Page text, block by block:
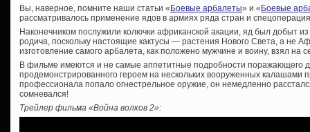
Вы, наверное, помните наши статьи « Боевые арбалеты» и « Боевые
рассматривалось применение ядов в армиях ряда стран и
Наконечником послужили колючки африканской акации, яд был добыт из
родича, поскольку настоящие кактусы — растения Нового Света, а не
изготовление самого арбалета, как положено мужчине и воину, взял на
В фильме имеются и не самые аппетитные подробности поражающего
продемонстрированного героем на нескольких вооруженных калашами
профессионала попало огнестрельное оружие, он немедленно
сомневался!
Трейлер фильма «Война волков 2»: